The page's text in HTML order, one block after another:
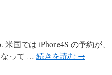
米国では iPhone4S の予約が、
なって … 続きを読む →